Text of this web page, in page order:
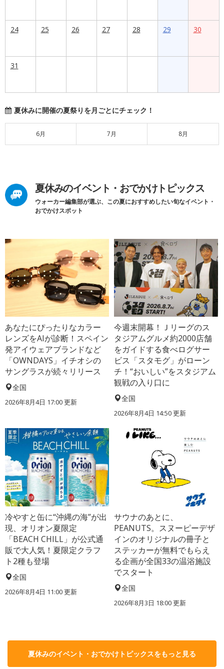
24 25 26 27 28 29 30
31
夏休みに開催の夏祭りを月ごとにチェック！
6月 7月 8月
夏休みのイベント・おでかけトピックス
ウォーカー編集部が選ぶ、この夏におすすめしたい旬なイベント・
おでかけスポット
あなたにぴったりなカラー
レンズをAIが診断！スペイン
発アイウェアブランドなど
「OWNDAYS」イチオシの
サングラスが続々リリース
全国
2026年8月4日 17:00更新
今週末開幕！Ｊリーグのス
タジアムグルメ約2000店舗
をガイドする食べログサー
ビス「スタモグ」がローン
チ！“おいしい”をスタジアム
観戦の入り口に
全国
2026年8月4日 14:50更新
冷やすと缶に“沖縄の海”が出
現、オリオン夏限定
「BEACH CHILL」が公式通
販で大人気！夏限定クラフ
ト2種も登場
全国
2026年8月4日 11:00更新
サウナのあとに、
PEANUTS。スヌーピーデザ
インのオリジナルの冊子と
ステッカーが無料でもらえ
る企画が全国33の温浴施設
でスタート
全国
2026年8月3日 18:00更新
夏休みのイベント・おでかけトピックスをもっと見る